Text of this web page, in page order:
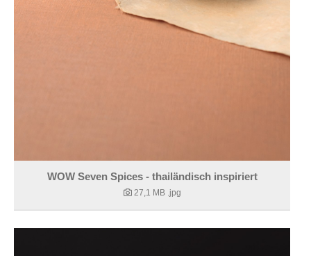
WOW Seven Spices - thailändisch inspiriert
27,1 MB .jpg